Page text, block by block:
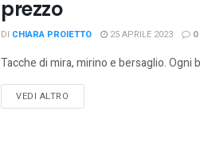
prezzo
DI CHIARA PROIETTO 25 APRILE 2023 0
Tacche di mira, mirino e bersaglio.
VEDI ALTRO